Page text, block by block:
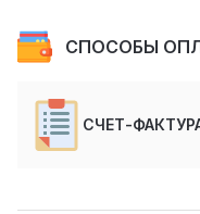
СПОСОБЫ
СЧЕТ-